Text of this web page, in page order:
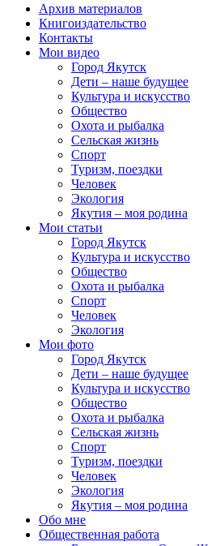
Архив материалов
Книгоиздательство
Контакты
Мои видео
Город Якутск
Дети – наше будущее
Культура и искусство
Общество
Охота и рыбалка
Сельская жизнь
Спорт
Туризм, поездки
Человек
Экология
Якутия – моя родина
Мои статьи
Город Якутск
Культура и искусство
Общество
Охота и рыбалка
Спорт
Человек
Экология
Мои фото
Город Якутск
Дети – наше будущее
Культура и искусство
Общество
Охота и рыбалка
Сельская жизнь
Спорт
Туризм, поездки
Человек
Экология
Якутия – моя родина
Обо мне
Общественная работа